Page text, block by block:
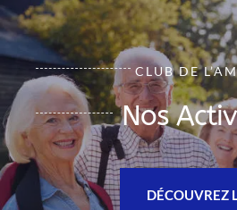
CLUB DE
Nos
DÉCOUVREZ